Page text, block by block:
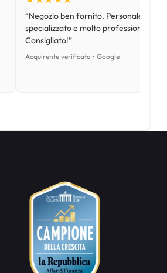
“Negozio ben fornito. Personale
specializzato e molto professionale.
Consigliato!”
Acquirente verificato • Google